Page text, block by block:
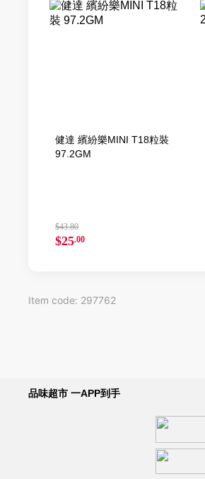
健達 繽紛樂MINI T18粒裝
97.2GM
$43.80
$25.00
Item code: 297762
品味超市 一APP到手